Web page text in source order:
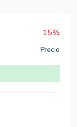
15%
Precio